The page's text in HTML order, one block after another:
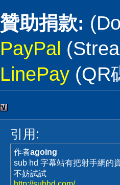
贊助捐款:
PayPal
LinePay (QR
引用:
作者agoing
sub hd 字幕站有把射手網的
不妨試試